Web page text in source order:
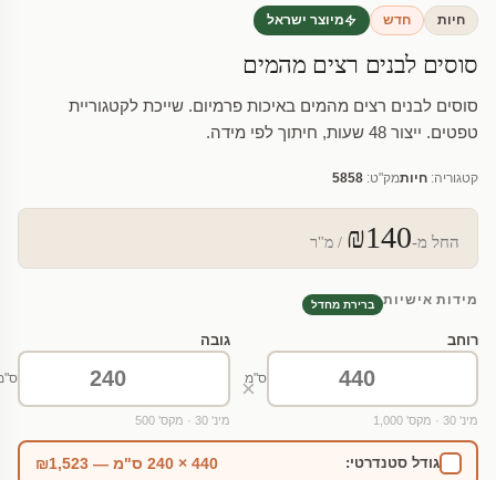
חיות חדש מיוצר ישראל
סוסים לבנים רצים מהמים
סוסים לבנים רצים מהמים באיכות פרמיום. שייכת לקטגוריית
טפטים. ייצור 48 שעות, חיתוך לפי מידה.
קטגוריה: חיותמק"ט: 5858
החל מ-₪140 / מ"ר
מידות אישיות ברירת מחדל
רוחב
ס"מ
מינ' 30 · מקס' 1,000
×
גובה
מינ' 30 · מקס' 500
גודל סטנדרטי: 440 × 240 ס"מ — ₪1,523